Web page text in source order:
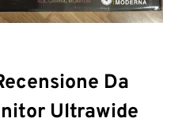
Da
Ultrawide